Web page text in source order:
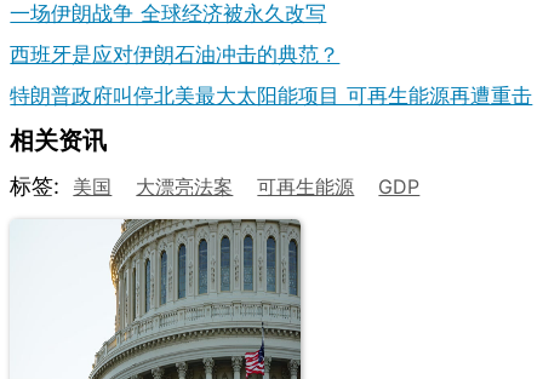
一场伊朗战争 全球经济被永久改写
西班牙是应对伊朗石油冲击的典范？
特朗普政府叫停北美最大太阳能项目 可再生能源再遭重击
相关资讯
标签: 美国 大漂亮法案 可再生能源 GDP